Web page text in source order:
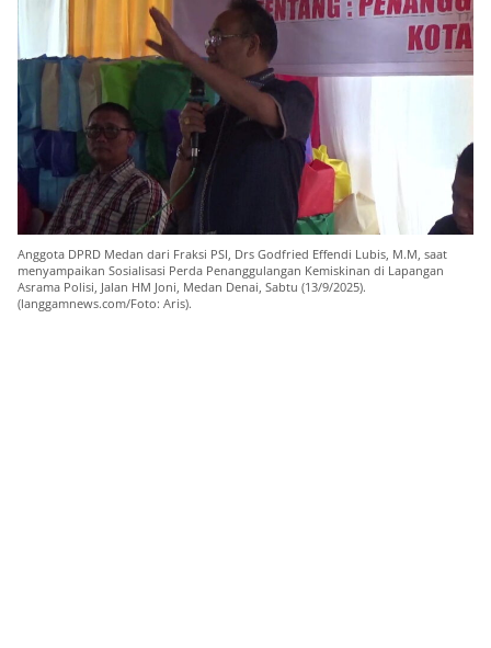
Anggota DPRD Medan dari Fraksi PSI, Drs Godfried Effendi Lubis, M.M, saat
menyampaikan Sosialisasi Perda Penanggulangan Kemiskinan di Lapangan
Asrama Polisi, Jalan HM Joni, Medan Denai, Sabtu (13/9/2025).
(langgamnews.com/Foto: Aris).